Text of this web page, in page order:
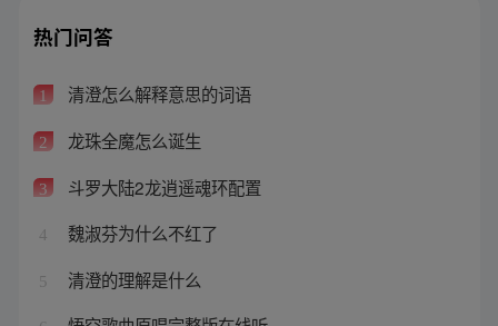
热门问答
1 清澄怎么解释意思的词语
2 龙珠全魔怎么诞生
3 斗罗大陆2龙逍遥魂环配置
4 魏淑芬为什么不红了
5 清澄的理解是什么